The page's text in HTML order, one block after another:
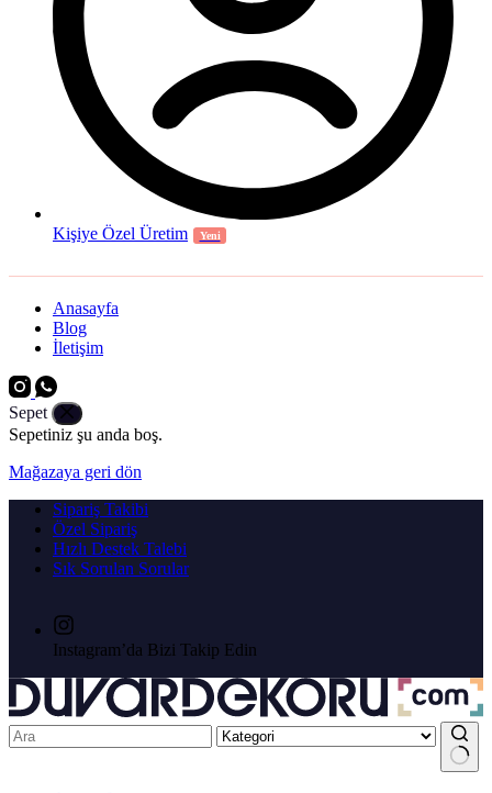
Kişiye Özel Üretim Yeni
Anasayfa
Blog
İletişim
Sepet
Sepetiniz şu anda boş.
Mağazaya geri dön
Sipariş Takibi
Özel Sipariş
Hızlı Destek Talebi
Sık Sorulan Sorular
Instagram’da Bizi Takip Edin